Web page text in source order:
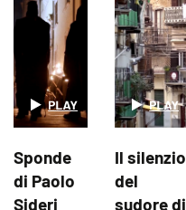
Sponde
di Paolo
Sideri
Il silenzio
del
sudore di